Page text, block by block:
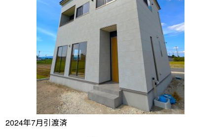
2024年7月引渡済